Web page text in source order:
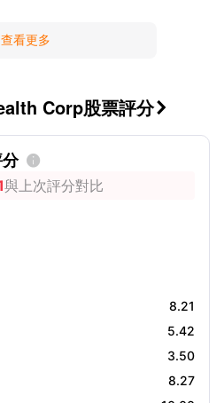
查看更多
Corp股票評分

與上次評分對比
8.21
5.42
3.50
8.27